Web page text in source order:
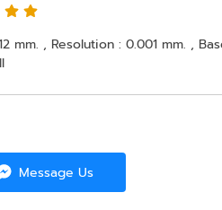
mm. , Resolution : 0.001 mm. ,
Message Us